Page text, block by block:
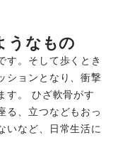
うなもの
す。そして歩くとき
ションとなり、衝撃
す。 ひざ軟骨がす
る、立つなどもおっ
いなど、日常生活に